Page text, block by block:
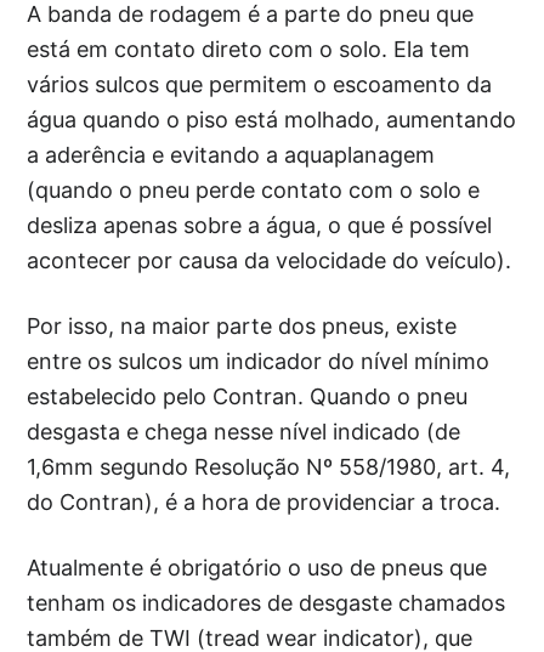
A banda de rodagem é a parte do pneu que
está em contato direto com o solo. Ela tem
vários sulcos que permitem o escoamento da
água quando o piso está molhado, aumentando
a aderência e evitando a aquaplanagem
(quando o pneu perde contato com o solo e
desliza apenas sobre a água, o que é possível
acontecer por causa da velocidade do veículo).
Por isso, na maior parte dos pneus, existe
entre os sulcos um indicador do nível mínimo
estabelecido pelo Contran. Quando o pneu
desgasta e chega nesse nível indicado (de
1,6mm segundo Resolução Nº 558/1980, art. 4,
do Contran), é a hora de providenciar a troca.
Atualmente é obrigatório o uso de pneus que
tenham os indicadores de desgaste chamados
também de TWI (tread wear indicator), que